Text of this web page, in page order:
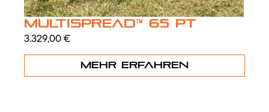
MultiSpread™ 65 PT
3.329,00€
Mehr erfahren